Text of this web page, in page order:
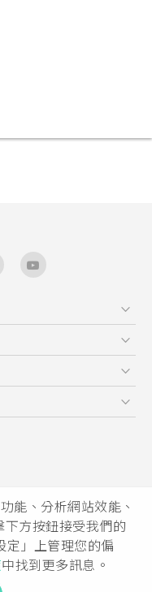
能、分析網站效能、
方按鈕接受我們的
」上管理您的偏
中找到更多訊息。